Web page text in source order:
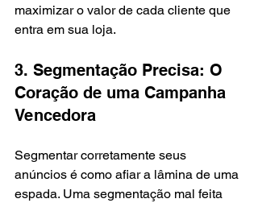
maximizar o valor de cada cliente que
entra em sua loja.
3. Segmentação Precisa: O
Coração de uma Campanha
Vencedora
Segmentar corretamente seus
anúncios é como afiar a lâmina de uma
espada. Uma segmentação mal feita